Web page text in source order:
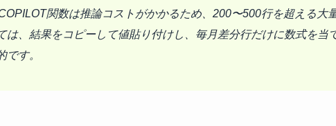
関数は推論コストがかかるため、200〜500行を超える大
は、結果をコピーして値貼り付けし、毎月差分行だけに数式を当
です。